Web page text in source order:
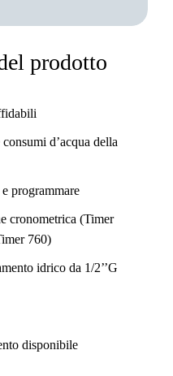
prodotto
d’acqua della
programmare
cronometrica (Timer
760)
idrico da 1/2’’G
disponibile